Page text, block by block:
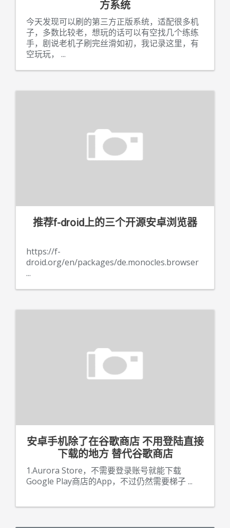
方系统
今天发现可以刷的第三方正版系统，适配很多机
子，多数比较老，想玩的话可以有空找几个练练
手，剧说老机子刷完丝滑如初，我记录这里，有
空玩玩， ...
推荐f-droid上的三个开源安卓浏览器
https://f-
droid.org/en/packages/de.monocles.browser
...
安卓手机除了在谷歌商店 不用登陆直接
下载的地方 替代谷歌商店
1.Aurora Store，不需要登录账号就能下载
Google Play商店的App，不过仍然需要梯子...